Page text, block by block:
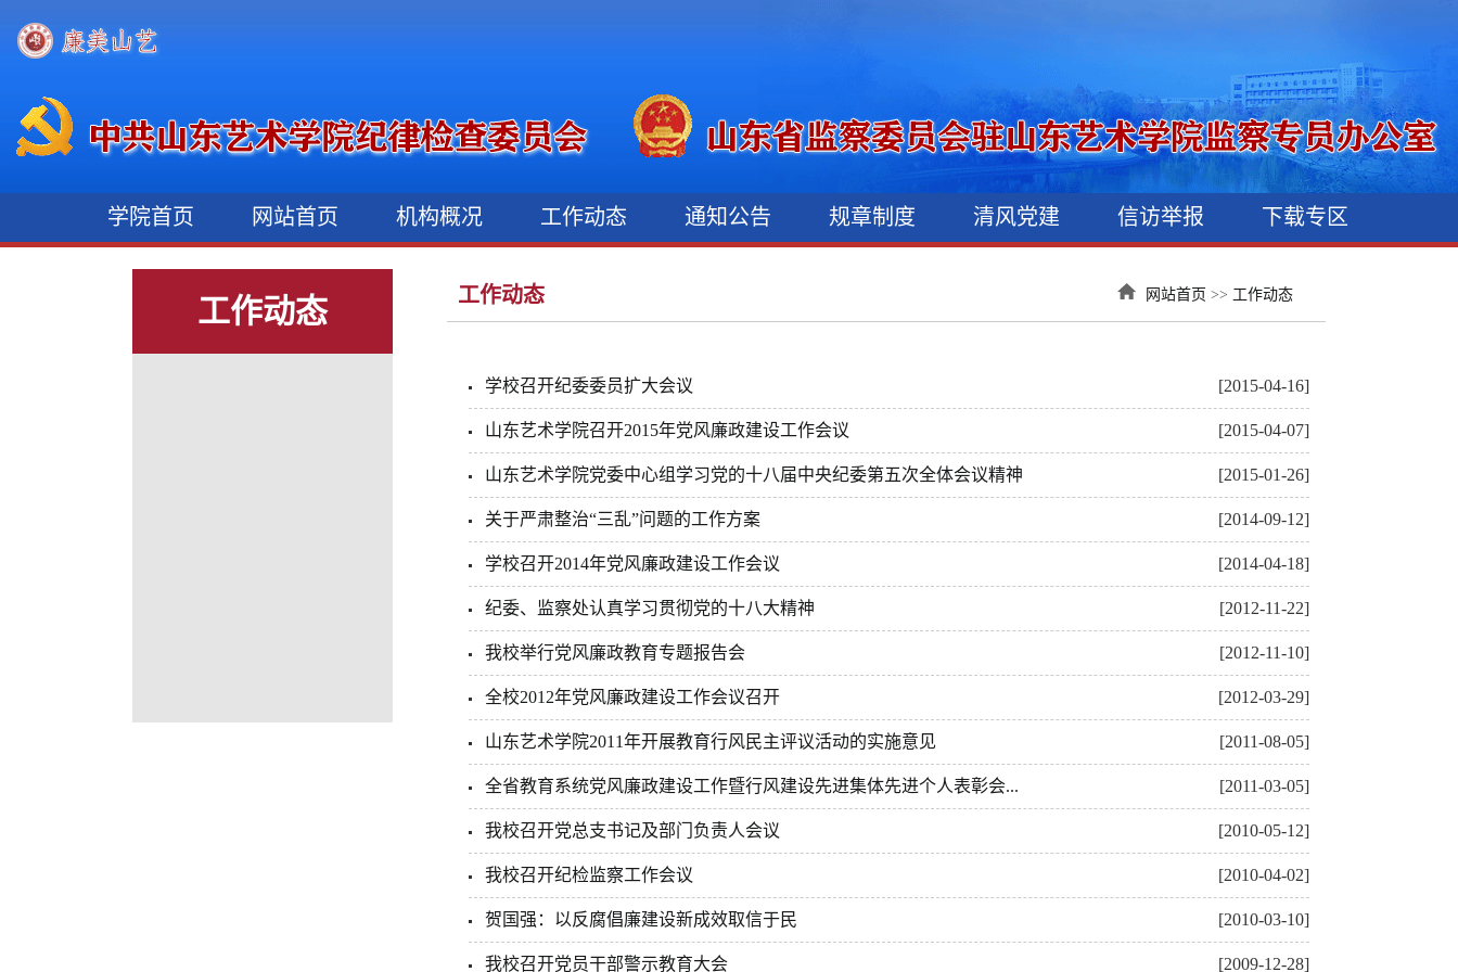
学院首页 网站首页 机构概况 工作动态 通知公告 规章制度 清风党建 信访举报 下载专区
工作动态 工作动态 网站首页 >> 工作动态
[2015-04-16]
学校召开纪委委员扩大会议
[2015-04-07]
山东艺术学院召开2015年党风廉政建设工作会议
[2015-01-26]
山东艺术学院党委中心组学习党的十八届中央纪委第五次全体会议精神
[2014-09-12]
关于严肃整治“三乱”问题的工作方案
[2014-04-18]
学校召开2014年党风廉政建设工作会议
[2012-11-22]
纪委、监察处认真学习贯彻党的十八大精神
[2012-11-10]
我校举行党风廉政教育专题报告会
[2012-03-29]
全校2012年党风廉政建设工作会议召开
[2011-08-05]
山东艺术学院2011年开展教育行风民主评议活动的实施意见
[2011-03-05]
全省教育系统党风廉政建设工作暨行风建设先进集体先进个人表彰会...
[2010-05-12]
我校召开党总支书记及部门负责人会议
[2010-04-02]
我校召开纪检监察工作会议
[2010-03-10]
贺国强：以反腐倡廉建设新成效取信于民
[2009-12-28]
我校召开党员干部警示教育大会